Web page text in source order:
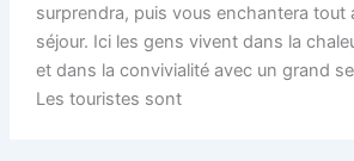
surprendra, puis vous enchantera tout
séjour. Ici les gens vivent dans la
et dans la convivialité avec un grand
Les touristes sont